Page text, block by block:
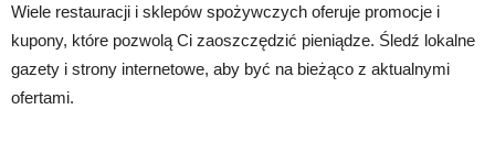
Wiele restauracji i sklepów spożywczych oferuje promocje i
kupony, które pozwolą Ci zaoszczędzić pieniądze. Śledź lokalne
gazety i strony internetowe, aby być na bieżąco z aktualnymi
ofertami.